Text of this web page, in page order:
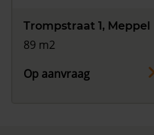
Trompstraat 1, Meppel
89 m2
Op aanvraag